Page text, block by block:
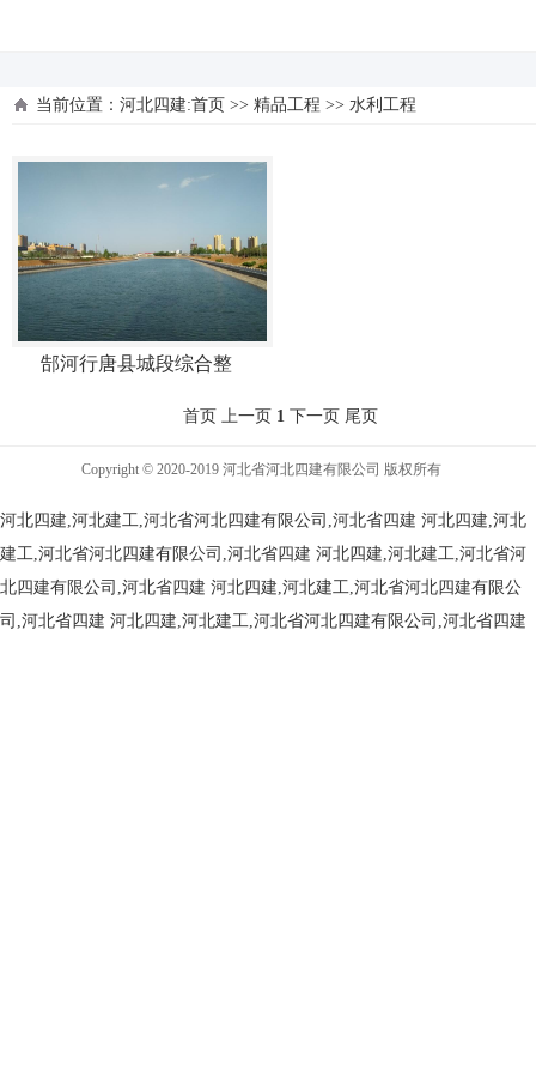
当前位置： 河北四建:首页 >> 精品工程 >> 水利工程
郜河行唐县城段综合整
首页 上一页 1 下一页 尾页
Copyright © 2020-2019 河北省河北四建有限公司 版权所有
河北四建,河北建工,河北省河北四建有限公司,河北省四建 河北四建,河北
建工,河北省河北四建有限公司,河北省四建 河北四建,河北建工,河北省河
北四建有限公司,河北省四建 河北四建,河北建工,河北省河北四建有限公
司,河北省四建 河北四建,河北建工,河北省河北四建有限公司,河北省四建